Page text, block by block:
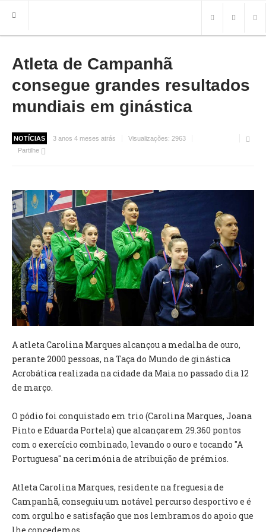
HOME
FREGUESIA
INFO
MAPA
ROTEIRO TURÍSTICO
IMPRENSA
BRASÃO
FOTOS
VÍDEOS
AUTARQUIA
CONSTITUIÇÃO
PRESIDENTE
EXECUTIVO E PELOUROS
ASSEMBLEIA DE FREGUESIA
DOCUMENTOS
ATAS E DOCUMENTOS DA ASSEMBLEIA
REGULAMENTOS E TAXAS
PLANO E ORÇAMENTO
RELATÓRIO E CONTAS
Atleta de Campanhã
consegue grandes resultados
mundiais em ginástica
NOTÍCIAS 3 anos 4 meses atrás Visualizações: 2963
Partilhe
A atleta Carolina Marques alcançou a medalha de ouro,
perante 2000 pessoas, na Taça do Mundo de ginástica
Acrobática realizada na cidade da Maia no passado dia 12
de março.
O pódio foi conquistado em trio (Carolina Marques, Joana
Pinto e Eduarda Portela) que alcançarem 29.360 pontos
com o exercício combinado, levando o ouro e tocando "A
Portuguesa" na cerimónia de atribuição de prémios.
Atleta Carolina Marques, residente na freguesia de
Campanhã, conseguiu um notável percurso desportivo e é
com orgulho e satisfação que nos lembramos do apoio que